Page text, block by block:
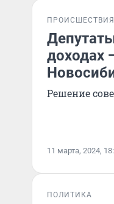
ПРОИСШЕСТВИЯ
доходах
Решение
11 марта, 2024,
ПОЛИТИКА